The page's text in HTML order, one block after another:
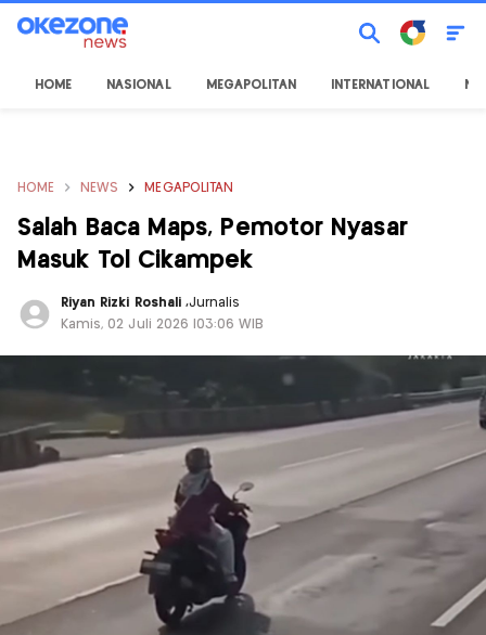
HOME NASIONAL MEGAPOLITAN INTERNATIONAL
HOME NEWS MEGAPOLITAN
Salah Baca Maps, Pemotor Nyasar
Masuk Tol Cikampek
Riyan Rizki Roshali ,Jurnalis
Kamis, 02 Juli 2026 |03:06 WIB